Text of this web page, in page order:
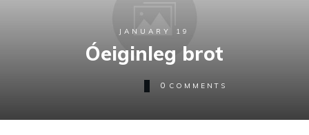
JANUARY 19
Óeiginleg brot
0 COMMENTS